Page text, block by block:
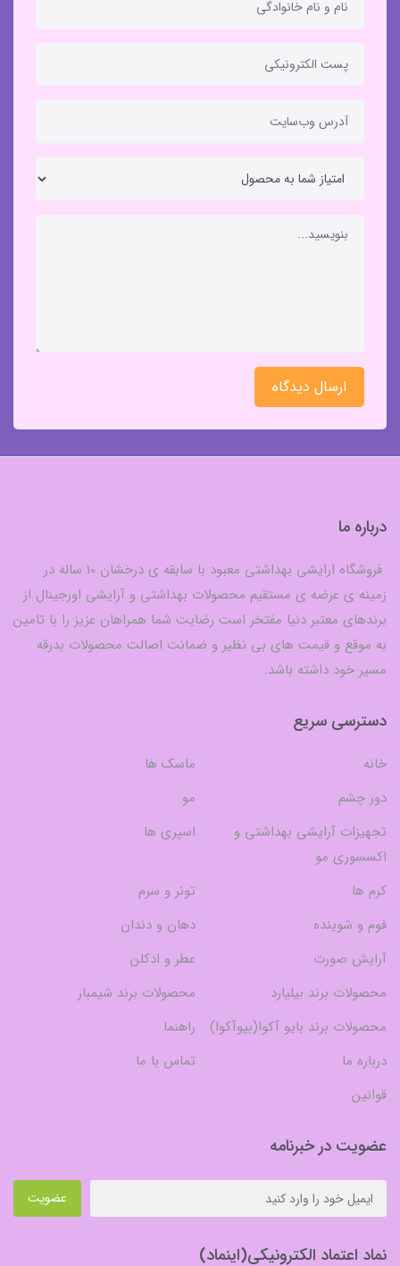
ارسال دیدگاه
درباره ما
فروشگاه ارایشی بهداشتی معبود با سابقه ی درخشان 10 ساله در
زمینه ی عرضه ی مستقیم محصولات بهداشتی و آرایشی اورجینال از
برندهای معتبر دنیا مفتخر است رضایت شما همراهان عزیز را با تامین
به موقع و قیمت های بی نظیر و ضمانت اصالت محصولات بدرقه
مسیر خود داشته باشد.
دسترسی سریع
خانه
ماسک ها
دور چشم
مو
تجهیزات آرایشی بهداشتی و
اکسسوری مو
اسپری ها
کرم ها
تونر و سرم
فوم و شوینده
دهان و دندان
آرایش صورت
عطر و ادکلن
محصولات برند بیلیارد
محصولات برند شیمبار
محصولات برند بایو آکوا(بیوآکوا)
راهنما
درباره ما
تماس با ما
قوانین
عضویت در خبرنامه
عضویت
نماد اعتماد الکترونیکی(اینماد)